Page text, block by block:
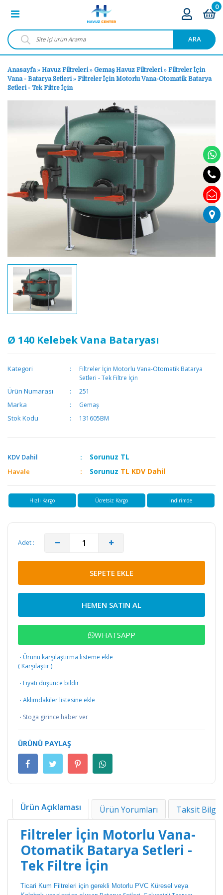
ARA
0
Anasayfa» Havuz Filtreleri» Gemaş Havuz Filtreleri» Filtreler İçin
Vana - Batarya Setleri» Filtreler İçin Motorlu Vana-Otomatik Batarya
Setleri - Tek Filtre İçin
Ø 140 Kelebek Vana Bataryası
Kategori
Filtreler İçin Motorlu Vana-Otomatik Batarya
Setleri - Tek Filtre İçin
Ürün Numarası 251
Marka Gemaş
Stok Kodu 131605BM
KDV Dahil Sorunuz TL
Havale Sorunuz TL KDV Dahil
Hızlı Kargo Ücretsiz Kargo İndirimde
Adet :
SEPETE EKLE
HEMEN SATIN AL
WHATSAPP
· Ürünü karşılaştırma listeme ekle
( Karşılaştır)
· Fiyatı düşünce bildir
· Aklımdakiler listesine ekle
· Stoga girince haber ver
ÜRÜNÜ PAYLAŞ
Ürün Açıklaması Ürün Yorumları Taksit
Filtreler İçin Motorlu Vana-
Otomatik Batarya Setleri -
Tek Filtre İçin
Ticari Kum Filtreleri için gerekli Motorlu PVC Küresel veya